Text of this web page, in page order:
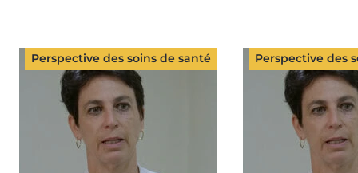
Perspective des soins de santé Perspective des